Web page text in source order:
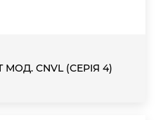
CNVL (СЕРІЯ 4)